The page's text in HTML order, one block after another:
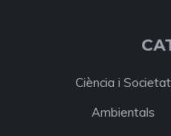
Ciència i Societat
Ambientals